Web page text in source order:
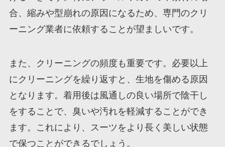
合、縮みや型崩れの原因になるため、専門のクリ
ーニング業者に依頼することが望ましいです。
また、クリーニングの頻度も重要です。必要以上
にクリーニングを繰り返すと、生地を傷める原因
となります。着用後は風通しの良い場所で陰干し
をすることで、臭いや汚れを軽減することができ
ます。これにより、スーツをより長く美しい状態
で保つことができるでしょう。